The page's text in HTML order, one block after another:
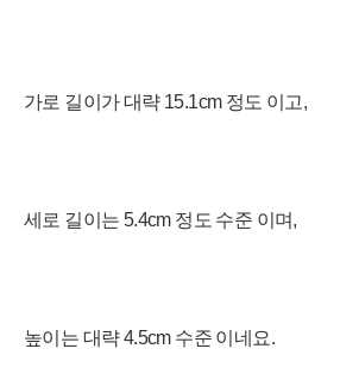
가로 길이가 대략 15.1cm 정도 이고,
세로 길이는 5.4cm 정도 수준 이며,
높이는 대략 4.5cm 수준 이네요.